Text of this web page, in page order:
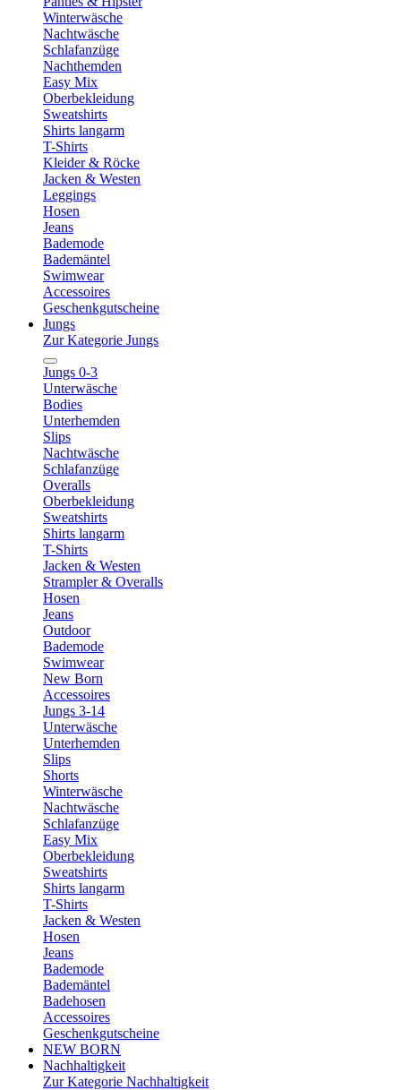
Winterwäsche
Nachtwäsche
Schlafanzüge
Nachthemden
Easy Mix
Oberbekleidung
Sweatshirts
Shirts langarm
T-Shirts
Kleider & Röcke
Jacken & Westen
Leggings
Hosen
Jeans
Bademode
Bademäntel
Swimwear
Accessoires
Geschenkgutscheine
Jungs
Zur Kategorie Jungs
Jungs 0-3
Unterwäsche
Bodies
Unterhemden
Slips
Nachtwäsche
Schlafanzüge
Overalls
Oberbekleidung
Sweatshirts
Shirts langarm
T-Shirts
Jacken & Westen
Strampler & Overalls
Hosen
Jeans
Outdoor
Bademode
Swimwear
New Born
Accessoires
Jungs 3-14
Unterwäsche
Unterhemden
Slips
Shorts
Winterwäsche
Nachtwäsche
Schlafanzüge
Easy Mix
Oberbekleidung
Sweatshirts
Shirts langarm
T-Shirts
Jacken & Westen
Hosen
Jeans
Bademode
Bademäntel
Badehosen
Accessoires
Geschenkgutscheine
NEW BORN
Nachhaltigkeit
Zur Kategorie Nachhaltigkeit